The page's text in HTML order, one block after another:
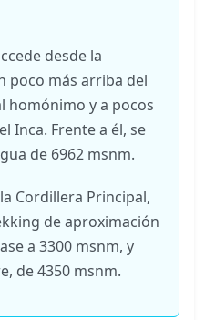
desde la
poco más arriba del
homónimo y a pocos
Inca. Frente a él, se
de 6962 msnm.
Cordillera Principal,
de aproximación
a 3300 msnm, y
de 4350 msnm.